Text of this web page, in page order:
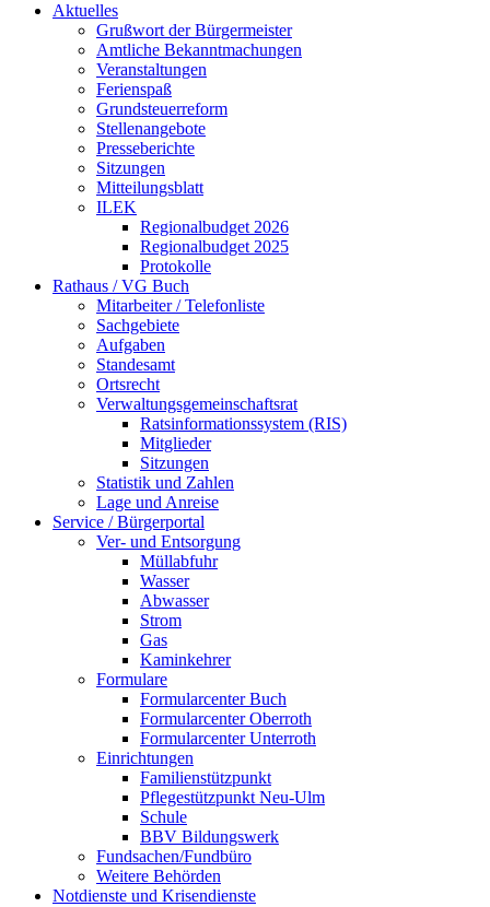
Aktuelles
Grußwort der Bürgermeister
Amtliche Bekanntmachungen
Veranstaltungen
Ferienspaß
Grundsteuerreform
Stellenangebote
Presseberichte
Sitzungen
Mitteilungsblatt
ILEK
Regionalbudget 2026
Regionalbudget 2025
Protokolle
Rathaus / VG Buch
Mitarbeiter / Telefonliste
Sachgebiete
Aufgaben
Standesamt
Ortsrecht
Verwaltungsgemeinschaftsrat
Ratsinformationssystem (RIS)
Mitglieder
Sitzungen
Statistik und Zahlen
Lage und Anreise
Service / Bürgerportal
Ver- und Entsorgung
Müllabfuhr
Wasser
Abwasser
Strom
Gas
Kaminkehrer
Formulare
Formularcenter Buch
Formularcenter Oberroth
Formularcenter Unterroth
Einrichtungen
Familienstützpunkt
Pflegestützpunkt Neu-Ulm
Schule
BBV Bildungswerk
Fundsachen/Fundbüro
Weitere Behörden
Notdienste und Krisendienste